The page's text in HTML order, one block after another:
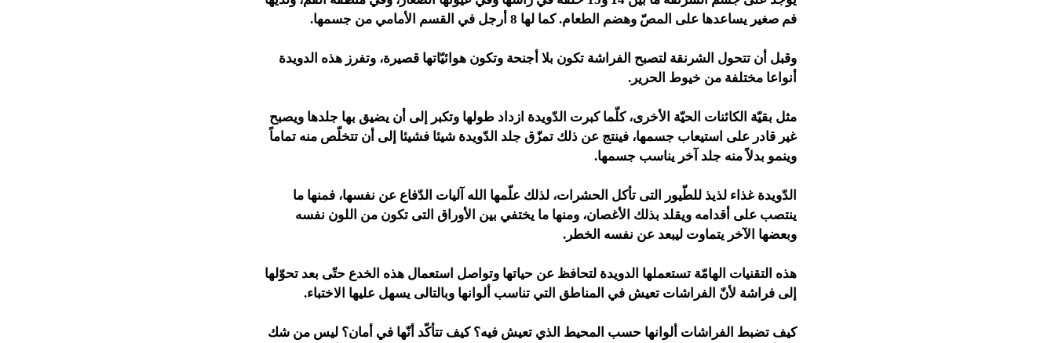
فم صغير يساعدها على المصّ وهضم الطعام. كما لها 8 أرجل في القسم الأمامي من جسمها.
وقبل أن تتحول الشرنقة لتصبح الفراشة تكون بلا أجنحة وتكون هوائيّاتها قصيرة، وتفرز هذه الدويدة
أنواعا مختلفة من خيوط الحرير.
مثل بقيّة الكائنات الحيّة الأخرى، كلّما كبرت الدّويدة ازداد طولها وتكبر إلى أن يضيق بها جلدها ويصبح
غير قادر على استيعاب جسمها، فينتج عن ذلك تمزّق جلد الدّويدة شيئا فشيئا إلى أن تتخلّص منه تماماً
وينمو بدلاً منه جلد آخر يناسب جسمها.
الدّويدة غذاء لذيذ للطّيور التى تأكل الحشرات، لذلك علّمها الله آليات الدّفاع عن نفسها، فمنها ما
ينتصب على أقدامه ويقلد بذلك الأغصان، ومنها ما يختفي بين الأوراق التى تكون من اللون نفسه
وبعضها الآخر يتماوت ليبعد عن نفسه الخطر.
هذه التقنيات الهامّة تستعملها الدويدة لتحافظ عن حياتها وتواصل استعمال هذه الخدع حتّى بعد تحوّلها
إلى فراشة لأنّ الفراشات تعيش في المناطق التي تناسب ألوانها وبالتالى يسهل عليها الاختباء.
كيف تضبط الفراشات ألوانها حسب المحيط الذي تعيش فيه؟ كيف تتأكّد أنّها في أمان؟ ليس من شك